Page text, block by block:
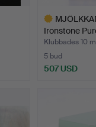
Ironstone
Will…
Klubbades 10
5 bud
507 USD